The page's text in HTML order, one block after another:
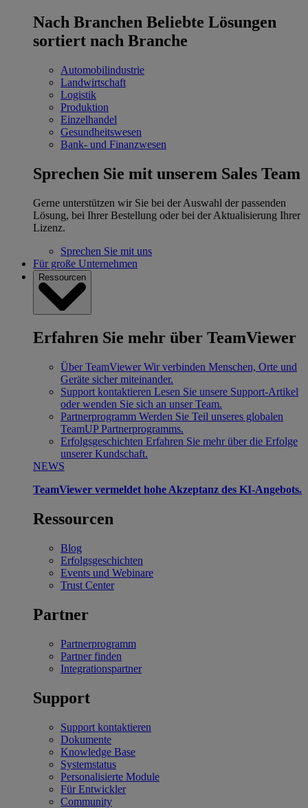
Nach Branchen Beliebte Lösungen
sortiert nach Branche
Automobilindustrie
Landwirtschaft
Logistik
Produktion
Einzelhandel
Gesundheitswesen
Bank- und Finanzwesen
Sprechen Sie mit unserem Sales Team
Gerne unterstützen wir Sie bei der Auswahl der passenden
Lösung, bei Ihrer Bestellung oder bei der Aktualisierung Ihrer
Lizenz.
Sprechen Sie mit uns
Für große Unternehmen
Ressourcen
Erfahren Sie mehr über TeamViewer
Über TeamViewer Wir verbinden Menschen, Orte und
Geräte sicher miteinander.
Support kontaktieren Lesen Sie unsere Support-Artikel
oder wenden Sie sich an unser Team.
Partnerprogramm Werden Sie Teil unseres globalen
TeamUP Partnerprogramms.
Erfolgsgeschichten Erfahren Sie mehr über die Erfolge
unserer Kundschaft.
NEWS
TeamViewer vermeldet hohe Akzeptanz des KI-Angebots.
Ressourcen
Blog
Erfolgsgeschichten
Events und Webinare
Trust Center
Partner
Partnerprogramm
Partner finden
Integrationspartner
Support
Support kontaktieren
Dokumente
Knowledge Base
Systemstatus
Personalisierte Module
Für Entwickler
Community